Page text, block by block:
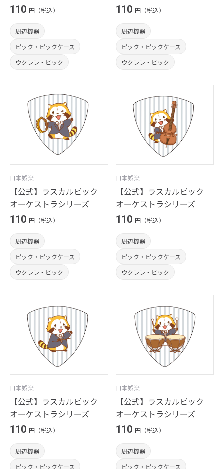
110 円（税込）
周辺機器
ピック・ピックケース
ウクレレ・ピック
110 円（税込）
周辺機器
ピック・ピックケース
ウクレレ・ピック
日本娯楽
【公式】ラスカルピック
オーケストラシリーズ
110 円（税込）
周辺機器
ピック・ピックケース
ウクレレ・ピック
日本娯楽
【公式】ラスカルピック
オーケストラシリーズ
110 円（税込）
周辺機器
ピック・ピックケース
ウクレレ・ピック
日本娯楽
【公式】ラスカルピック
オーケストラシリーズ
110 円（税込）
周辺機器
ピック・ピックケース
日本娯楽
【公式】ラスカルピック
オーケストラシリーズ
110 円（税込）
周辺機器
ピック・ピックケース